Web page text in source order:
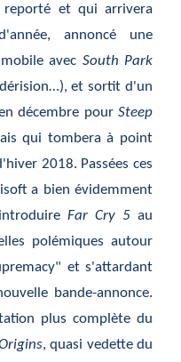
et qui arrivera
annoncé une
avec South Park
et sortit d'un
décembre pour Steep
qui tombera à point
2018. Passées ces
a bien évidemment
Far Cry 5au
polémiques autour
et s'attardant
bande-annonce.
plus complète du
, quasi vedette du